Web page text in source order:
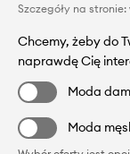
Szczegóły na stronie:
Chcemy, żeby do
naprawdę Cię
Moda
Moda